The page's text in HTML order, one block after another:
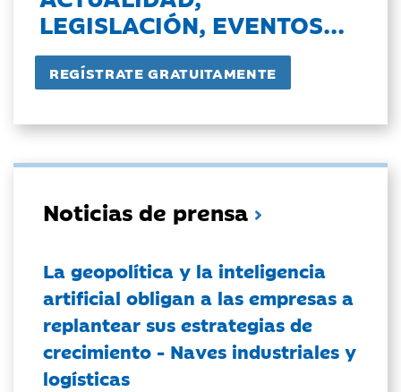
LEGISLACIÓN, EVENTOS...
Noticias de prensa
La geopolítica y la inteligencia
artificial obligan a las empresas a
replantear sus estrategias de
crecimiento - Naves industriales y
logísticas